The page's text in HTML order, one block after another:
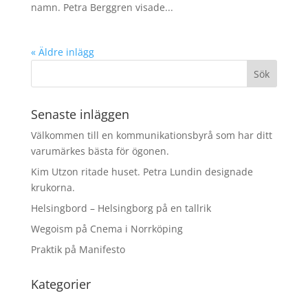
namn. Petra Berggren visade...
« Äldre inlägg
Senaste inläggen
Välkommen till en kommunikationsbyrå som har ditt
varumärkes bästa för ögonen.
Kim Utzon ritade huset. Petra Lundin designade
krukorna.
Helsingbord – Helsingborg på en tallrik
Wegoism på Cnema i Norrköping
Praktik på Manifesto
Kategorier